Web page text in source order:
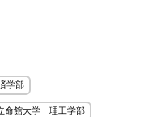
学部
命館大学 理工学部